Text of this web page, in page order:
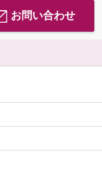
お問い合わせ